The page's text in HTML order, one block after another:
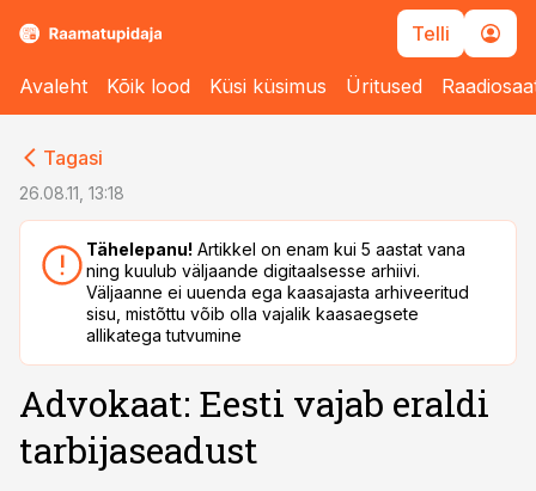
Telli
Avaleht Kõik lood Küsi küsimus Üritused
Tagasi
26.08.11, 13:18
Tähelepanu! Artikkel on enam kui 5 aastat vana
ning kuulub väljaande digitaalsesse arhiivi.
Väljaanne ei uuenda ega kaasajasta arhiveeritud
sisu, mistõttu võib olla vajalik kaasaegsete
allikatega tutvumine
Advokaat: Eesti vajab eraldi
tarbijaseadust